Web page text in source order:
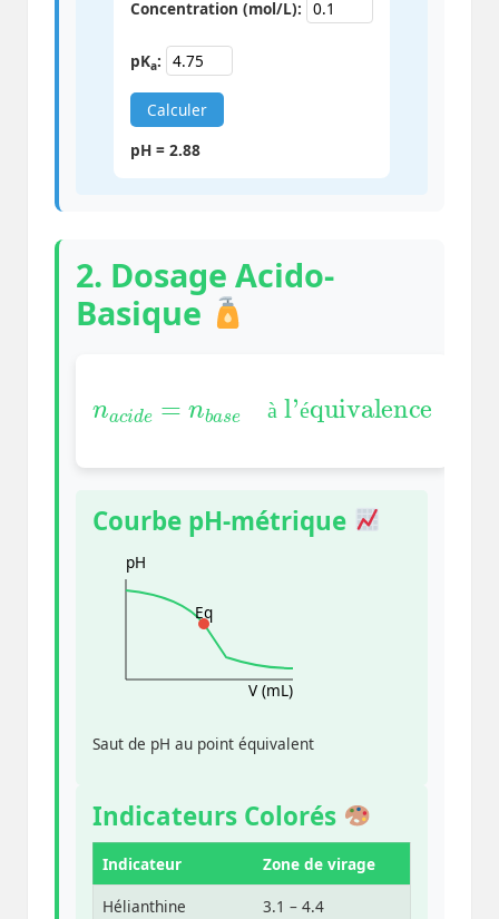
Concentration (mol/L):
pKa:
Calculer
pH = 2.88
2. Dosage Acido-
Basique
à é
nac n base
à l’équivalence
Courbe pH-métrique
Eq
pH
V (mL)
Saut de pH au point équivalent
Indicateurs Colorés
Indicateur
Zone de virage
Hélianthine
3.1 – 4.4